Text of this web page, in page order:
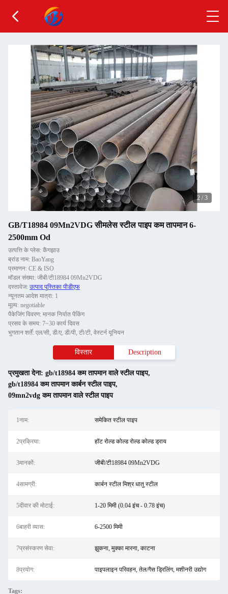
2 / 3
GB/T18984 09Mn2VDG सीमलेस स्टील पाइप कम तापमान 6-
2500mm Od
उत्पत्ति के प्लेस: कैंगझाउ
ब्रांड नाम: BaoYang
प्रमाणन: CE & ISO
मॉडल संख्या: जीबी/टी18984 09Mn2VDG
दस्तावेज: उत्पाद पुस्तिका पीडीएफ
न्यूनतम आदेश मात्रा: 1
मूल्य: negotiable
पैकेजिंग विवरण: मानक निर्यात पैकिंग
प्रसव के समय: 7~30 कार्य दिवस
भुगतान शर्तें: एल/सी, डी/ए, डी/पी, टी/टी, वेस्टर्न यूनियन
विस्तार Description
प्रमुखता देना: gb/t18984 कम तापमान वाले स्टील पाइप,
gb/t18984 कम तापमान कार्बन स्टील पाइप,
09mn2vdg कम तापमान वाले स्टील पाइप
1नाम: समेकित स्टील पाइप
2प्रक्रिया: हॉट रोल्ड कोल्ड रोल्ड कोल्ड ड्राय
3मानकों: जीबी/टी18984 09Mn2VDG
4सामग्री: कार्बन स्टील मिश्र धातु स्टील
5दीवार की मोटाई: 1-20 मिमी (0.04 इंच - 0.78 इंच)
6बाहरी व्यास: 6-2500 मिमी
7प्रसंस्करण सेवा: झुकना, मुक्का मारना, काटना
8प्रयोग: पाइपलाइन परिवहन, तेल/गैस ड्रिलिंग, मशीनरी उद्योग
Tags: